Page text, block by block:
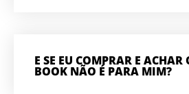
E SE EU COMPRAR E ACHAR
BOOK NÃO É PARA MIM?